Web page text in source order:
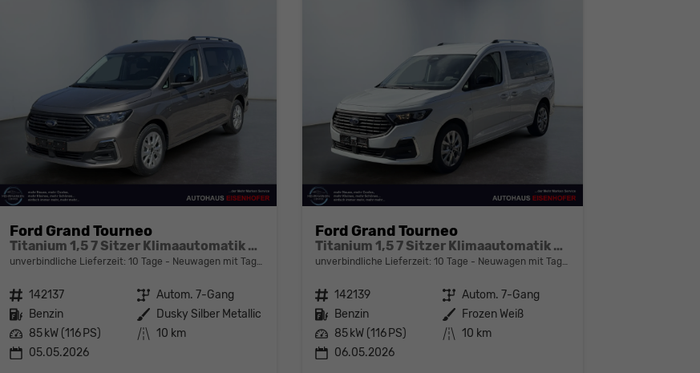
Ford Grand Tourneo
Titanium 1,5 7 Sitzer Klimaautomatik Anhängerkupplung Sitzheizung Einparkhilfe Kamera 17 Zoll Leichtmetall ACC
unverbindliche Lieferzeit: 10 Tage Neuwagen mit Tageszulassung
Fahrzeugnr. 142137 Getriebe Autom. 7-Gang
Kraftstoff Benzin Außenfarbe Dusky Silber Metallic
Leistung 85 kW (116 PS) Kilometerstand 10 km
05.05.2026
Ford Grand Tourneo
Titanium 1,5 7 Sitzer Klimaautomatik Anhängerkupplung Sitzheizung Einparkhilfe Kamera 17 Zoll Leichtmetall ACC
unverbindliche Lieferzeit:10 Tage Neuwagen mit Tageszulassung
Fahrzeugnr. 142139 Getriebe Autom. 7-Gang
Kraftstoff Benzin Außenfarbe Frozen Weiß
Leistung 85 kW (116 PS) Kilometerstand 10 km
06.05.2026